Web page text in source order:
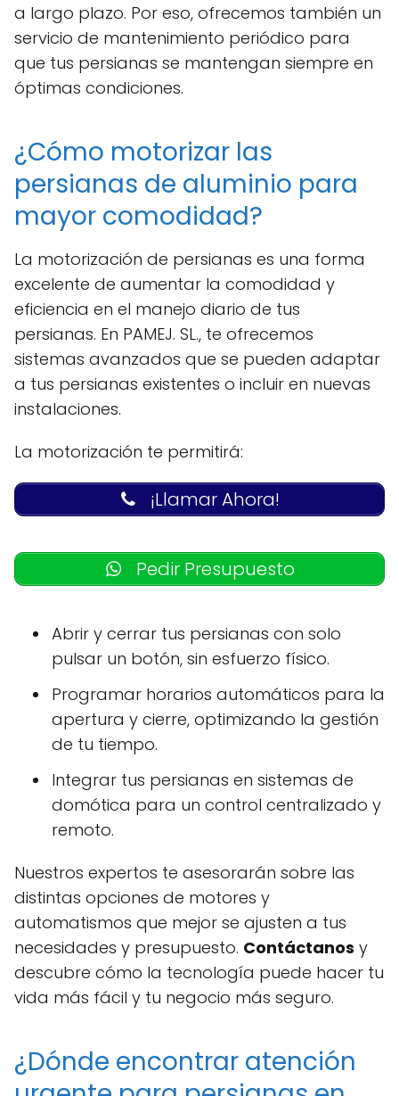
a largo plazo. Por eso, ofrecemos también un
servicio de mantenimiento periódico para
que tus persianas se mantengan siempre en
óptimas condiciones.
¿Cómo motorizar las
persianas de aluminio para
mayor comodidad?
La motorización de persianas es una forma
excelente de aumentar la comodidad y
eficiencia en el manejo diario de tus
persianas. En PAMEJ. SL., te ofrecemos
sistemas avanzados que se pueden adaptar
a tus persianas existentes o incluir en nuevas
instalaciones.
La motorización te permitirá:
¡Llamar Ahora!
Pedir Presupuesto
Abrir y cerrar tus persianas con solo
pulsar un botón, sin esfuerzo físico.
Programar horarios automáticos para la
apertura y cierre, optimizando la gestión
de tu tiempo.
Integrar tus persianas en sistemas de
domótica para un control centralizado y
remoto.
Nuestros expertos te asesorarán sobre las
distintas opciones de motores y
automatismos que mejor se ajusten a tus
necesidades y presupuesto. Contáctanos y
descubre cómo la tecnología puede hacer tu
vida más fácil y tu negocio más seguro.
¿Dónde encontrar atención